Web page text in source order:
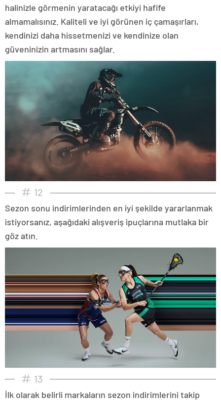
halinizle görmenin yaratacağı etkiyi hafife
almamalısınız. Kaliteli ve iyi görünen iç çamaşırları,
kendinizi daha hissetmenizi ve kendinize olan
güveninizin artmasını sağlar.
12
Sezon sonu indirimlerinden en iyi şekilde yararlanmak
istiyorsanız, aşağıdaki alışveriş ipuçlarına mutlaka bir
göz atın.
13
İlk olarak belirli markaların sezon indirimlerini takip